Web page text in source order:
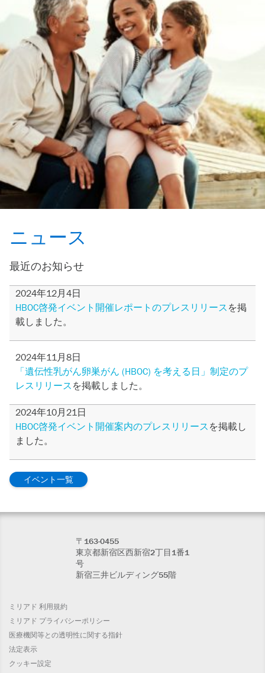
ニュース
最近のお知らせ
2024年12月4日
HBOC啓発イベント開催レポートのプレスリリース を掲
載しました。
2024年11月8日
「遺伝性乳がん卵巣がん (HBOC) を考える日」制定のプ
レスリリース を掲載しました。
2024年10月21日
HBOC啓発イベント開催案内のプレスリリース を掲載し
ました。
イベント一覧
〒163-0455
東京都新宿区西新宿2丁目1番1
号
新宿三井ビルディング55階
ミリアド 利用規約
ミリアド プライバシーポリシー
医療機関等との透明性に関する指針
法定表示
クッキー設定